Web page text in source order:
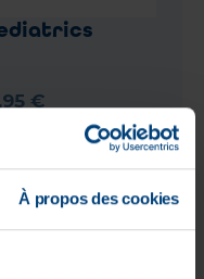
À propos des cookies
,95 €